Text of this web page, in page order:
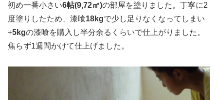
初め一番小さい6帖(9,72㎡)の部屋を塗りました。丁寧に2
度塗りしたため、漆喰18kgで少し足りなくなってしまい
+5kgの漆喰を購入し半分余るくらいで仕上がりました。
焦らず1週間かけて仕上げました。